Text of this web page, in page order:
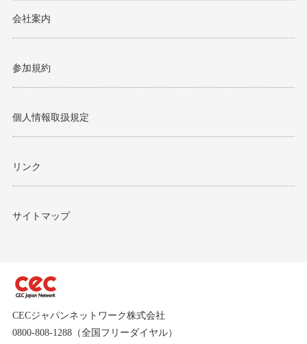
会社案内
参加規約
個人情報取扱規定
リンク
サイトマップ
CECジャパンネットワーク株式会社
0800-808-1288（全国フリーダイヤル）